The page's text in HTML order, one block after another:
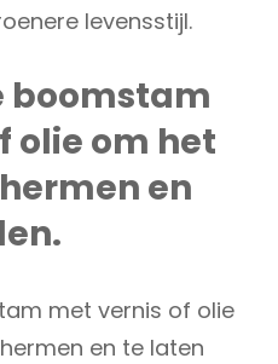
levensstijl.
boomstam
olie om het
en
met vernis of olie
en te laten